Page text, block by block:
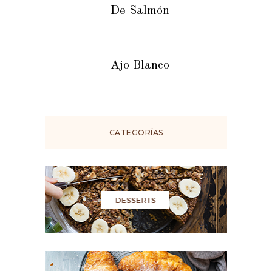
De Salmón
Ajo Blanco
CATEGORÍAS